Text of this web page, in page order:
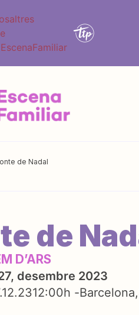
de Nadal
de
D’ARS
desembre 2023
12:00h -Barcelona